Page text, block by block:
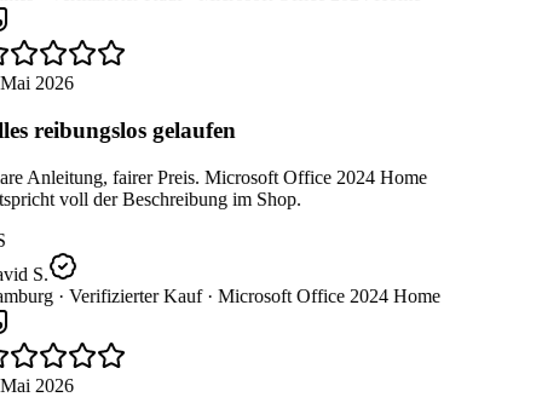
2026
reibungslos gelaufen
Anleitung, fairer Preis. Microsoft Office 2024 Home
voll der Beschreibung im Shop.
S.
· Verifizierter Kauf · Microsoft Office 2024 Home
2026